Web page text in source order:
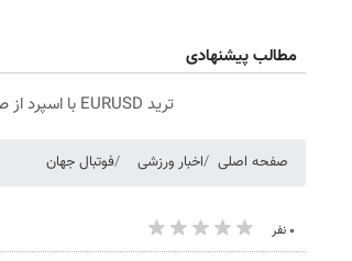
مطالب پیشنهادی
ترید EURUSD با اسپرد از صفر پیپ
صفحه اصلی اخبار ورزشی فوتبال جهان
۰ نفر